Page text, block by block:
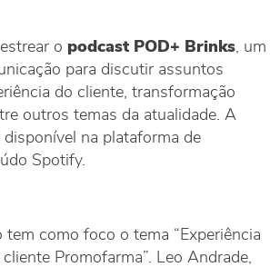
o podcast POD+ Brinks, um
para discutir assuntos
do cliente, transformação
outros temas da atualidade. A
disponível na plataforma de
Spotify.
tem como foco o tema “Experiência
Promofarma”. Leo Andrade,